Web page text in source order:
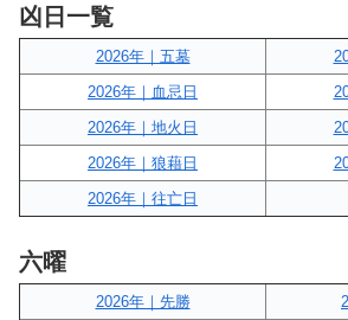
凶日一覧
2026年｜五墓
2026年｜血忌日
2026年｜地火日
2026年｜狼藉日
2026年｜往亡日
六曜
2026年｜先勝